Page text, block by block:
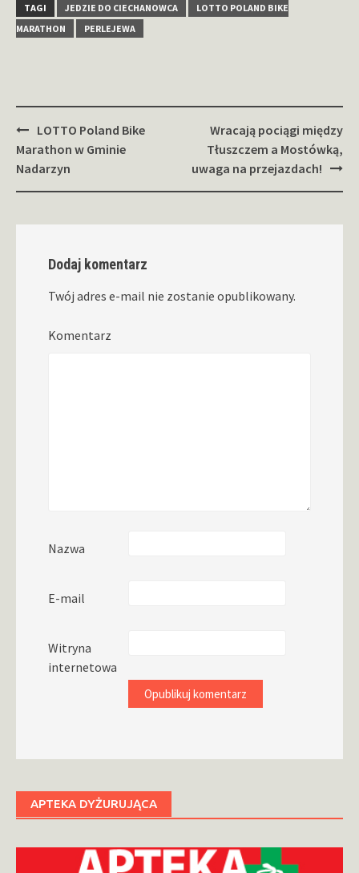
TAGI
JEDZIE DO CIECHANOWCA
LOTTO POLAND BIKE
MARATHON
PERLEJEWA
Zobacz
wpisy
LOTTO Poland Bike
Marathon w Gminie
Nadarzyn
Wracają pociągi między
Tłuszczem a Mostówką,
uwaga na przejazdach!
Dodaj komentarz
Twój adres e-mail nie zostanie opublikowany.
Komentarz
Nazwa
E-mail
Witryna
internetowa
APTEKA DYŻURUJĄCA